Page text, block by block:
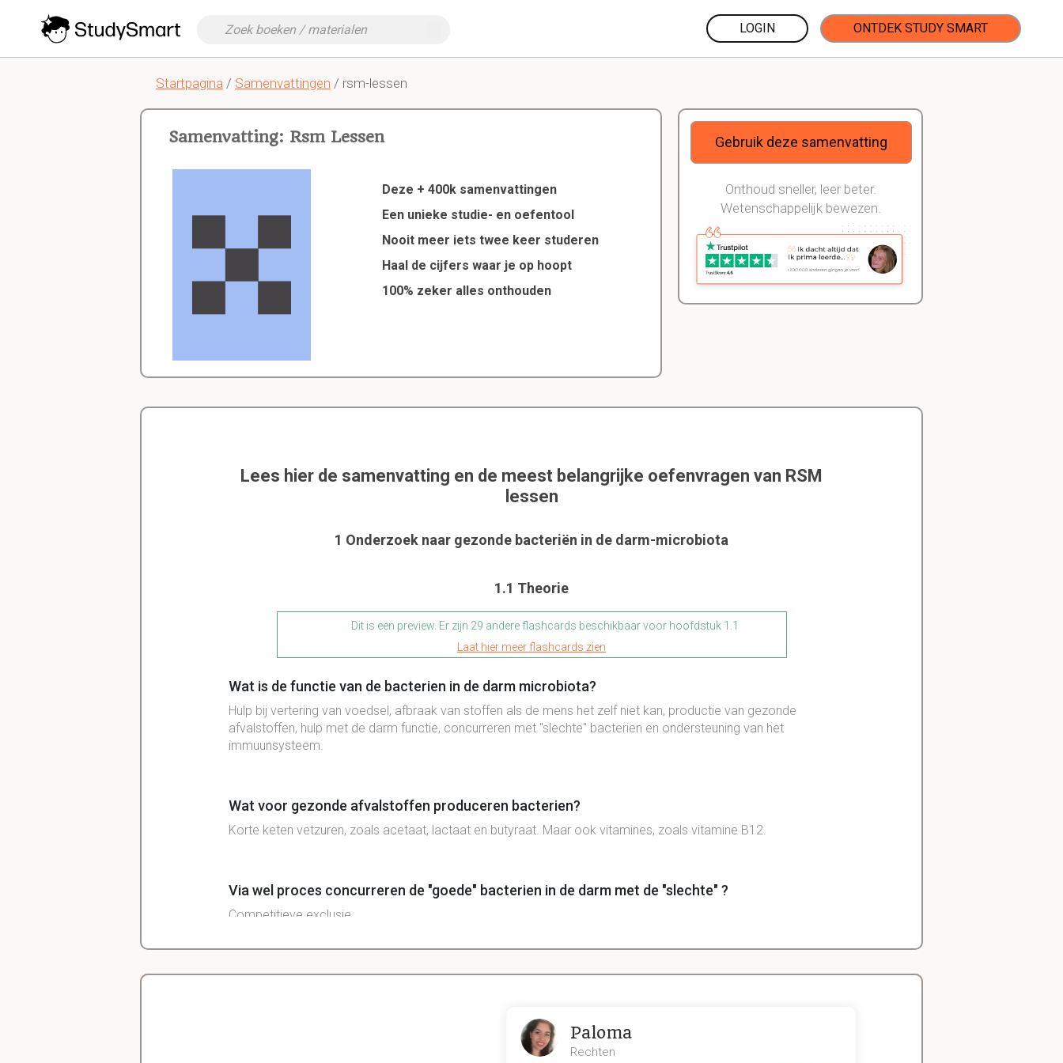
LOGIN ONTDEK STUDY SMART
Startpagina / Samenvattingen / rsm-lessen
Samenvatting: Rsm Lessen
Deze + 400k samenvattingen
Een unieke studie- en oefentool
Nooit meer iets twee keer studeren
Haal de cijfers waar je op hoopt
100% zeker alles onthouden
Gebruik deze samenvatting
Onthoud sneller, leer beter.
Wetenschappelijk bewezen.
Lees hier de samenvatting en de meest belangrijke oefenvragen van RSM
lessen
1 Onderzoek naar gezonde bacteriën in de darm-microbiota
1.1 Theorie
Dit is een preview. Er zijn 29 andere flashcards beschikbaar voor hoofdstuk 1.1
Laat hier meer flashcards zien
Wat is de functie van de bacterien in de darm microbiota?
Hulp bij vertering van voedsel, afbraak van stoffen als de mens het zelf niet kan, productie van gezonde
afvalstoffen, hulp met de darm functie, concurreren met "slechte" bacterien en ondersteuning van het
immuunsysteem.
Wat voor gezonde afvalstoffen produceren bacterien?
Korte keten vetzuren, zoals acetaat, lactaat en butyraat. Maar ook vitamines, zoals vitamine B12.
Via wel proces concurreren de "goede" bacterien in de darm met de "slechte" ?
Competitieve exclusie.
Hoe ondersteunt de darm microbiota het immuunsysteem?
Hoe kunnen bacterien helpen met de darmfunctie?
Paloma
Rechten